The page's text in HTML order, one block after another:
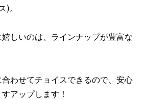
)。
しいのは、ラインナップが豊富な
わせてチョイスできるので、安心
アップします！